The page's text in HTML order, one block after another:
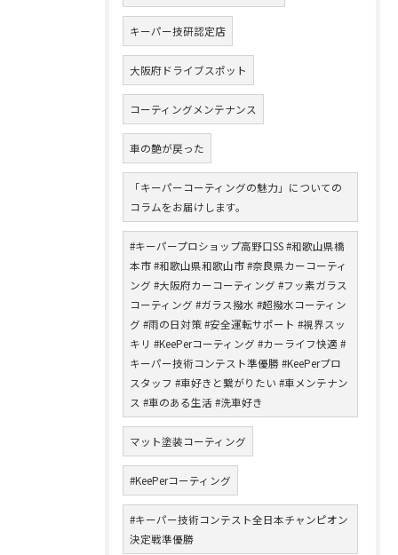
キーパー技研認定店
大阪府ドライブスポット
コーティングメンテナンス
車の艶が戻った
「キーパーコーティングの魅力」についての
コラムをお届けします。
#キーパープロショップ高野口SS #和歌山県橋
本市 #和歌山県和歌山市 #奈良県カーコーティ
ング #大阪府カーコーティング #フッ素ガラス
コーティング #ガラス撥水 #超撥水コーティン
グ #雨の日対策 #安全運転サポート #視界スッ
キリ #KeePerコーティング #カーライフ快適 #
キーパー技術コンテスト準優勝 #KeePerプロ
スタッフ #車好きと繋がりたい #車メンテナン
ス #車のある生活 #洗車好き
マット塗装コーティング
#KeePerコーティング
#キーパー技術コンテスト全日本チャンピオン
決定戦準優勝